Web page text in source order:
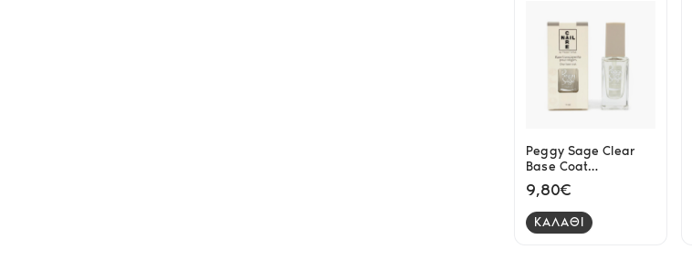
Peggy Sage Clear
Base Coat
Transparente Pour
Ongles 11ml
9,80€
ΚΑΛΑΘΙ